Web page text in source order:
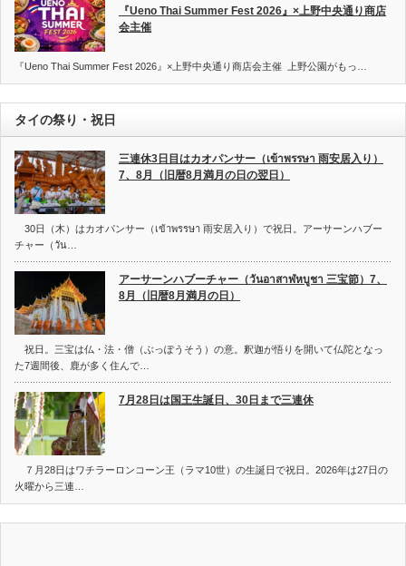
『Ueno Thai Summer Fest 2026』×上野中央通り商店
会主催
『Ueno Thai Summer Fest 2026』×上野中央通り商店会主催 上野公園がもっ…
タイの祭り・祝日
三連休3日目はカオパンサー（เข้าพรรษา 雨安居入り）
7、8月（旧暦8月満月の日の翌日）
30日（木）はカオパンサー（เข้าพรรษา 雨安居入り）で祝日。アーサーンハブー
チャー（วัน…
アーサーンハブーチャー（วันอาสาฬหบูชา 三宝節）7、
8月（旧暦8月満月の日）
祝日。三宝は仏・法・僧（ぶっぽうそう）の意。釈迦が悟りを開いて仏陀となっ
た7週間後、鹿が多く住んで…
7月28日は国王生誕日、30日まで三連休
７月28日はワチラーロンコーン王（ラマ10世）の生誕日で祝日。2026年は27日の
火曜から三連…